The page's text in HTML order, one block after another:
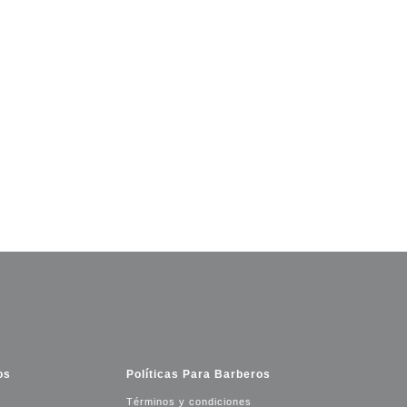
Políticas Para Barberos
Términos y condiciones